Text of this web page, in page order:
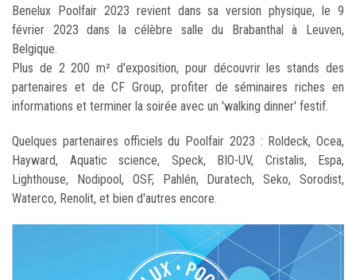
Benelux Poolfair 2023 revient dans sa version physique, le 9
février 2023 dans la célèbre salle du Brabanthal à Leuven,
Belgique.
Plus de 2 200 m² d'exposition, pour découvrir les stands des
partenaires et de CF Group, profiter de séminaires riches en
informations et terminer la soirée avec un 'walking dinner' festif.
Quelques partenaires officiels du Poolfair 2023 : Roldeck, Ocea,
Hayward, Aquatic science, Speck, BIO-UV, Cristalis, Espa,
Lighthouse, Nodipool, OSF, Pahlén, Duratech, Seko, Sorodist,
Waterco, Renolit, et bien d'autres encore.